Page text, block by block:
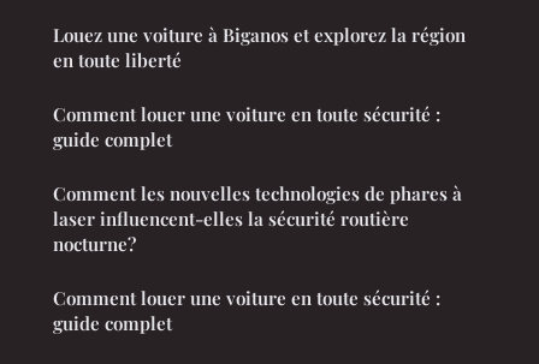
Louez une voiture à Biganos et explorez la région
en toute liberté
Comment louer une voiture en toute sécurité :
guide complet
Comment les nouvelles technologies de phares à
laser influencent-elles la sécurité routière
nocturne?
Comment louer une voiture en toute sécurité :
guide complet